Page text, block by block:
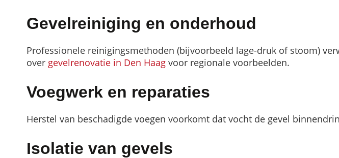
Gevelreiniging en onderhoud
Professionele reinigingsmethoden (bijvoorbeeld lage-druk of stoom)
over gevelrenovatie in Den Haag voor regionale voorbeelden.
Voegwerk en reparaties
Herstel van beschadigde voegen voorkomt dat vocht de gevel
Isolatie van gevels